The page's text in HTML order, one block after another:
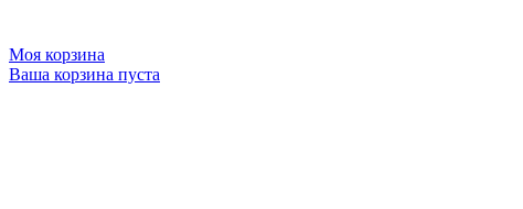
Моя корзина
Ваша корзина пуста